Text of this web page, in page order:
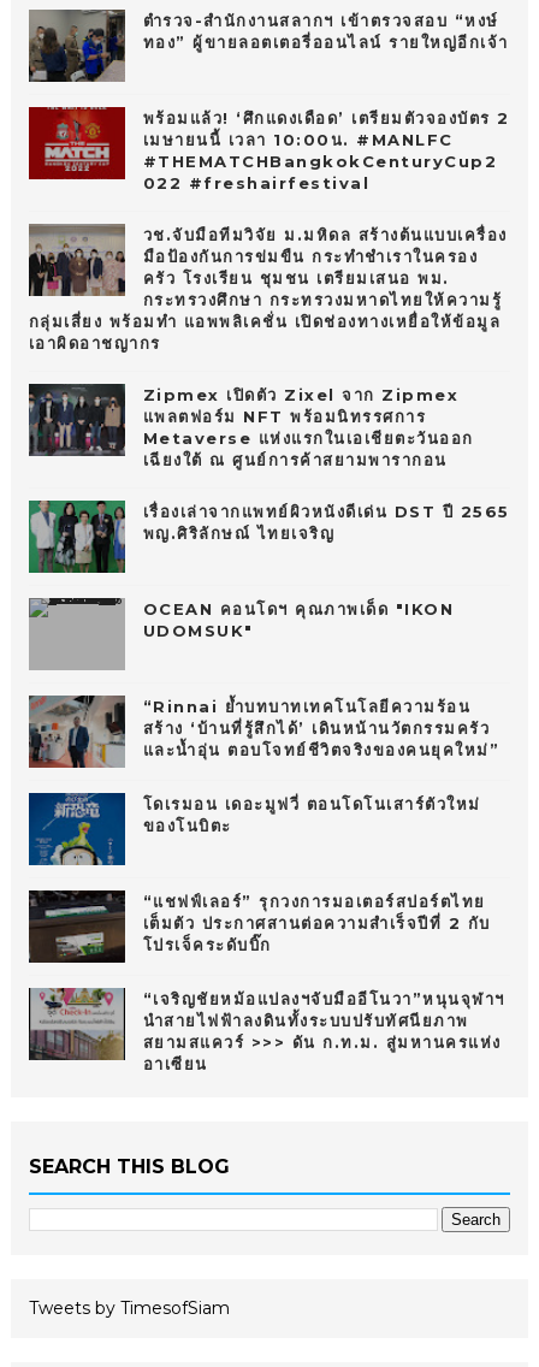
ตำรวจ-สำนักงานสลากฯ เข้าตรวจสอบ “หงษ์
ทอง” ผู้ขายลอตเตอรี่ออนไลน์ รายใหญ่อีกเจ้า
พร้อมแล้ว! ‘ศึกแดงเดือด’ เตรียมตัวจองบัตร 2
เมษายนนี้ เวลา 10:00น. #MANLFC
#THEMATCHBangkokCenturyCup2
022 #freshairfestival
วช.จับมือทีมวิจัย ม.มหิดล สร้างต้นแบบเครื่อง
มือป้องกันการข่มขืน กระทำชำเราในครอง
ครัว โรงเรียน ชุมชน เตรียมเสนอ พม.
กระทรวงศึกษา กระทรวงมหาดไทยให้ความรู้
กลุ่มเสี่ยง พร้อมทำ แอพพลิเคชั่น เปิดช่องทางเหยื่อให้ข้อมูล
เอาผิดอาชญากร
Zipmex เปิดตัว Zixel จาก Zipmex
แพลตฟอร์ม NFT พร้อมนิทรรศการ
Metaverse แห่งแรกในเอเชียตะวันออก
เฉียงใต้ ณ ศูนย์การค้าสยามพารากอน
เรื่องเล่าจากแพทย์ผิวหนังดีเด่น DST ปี 2565
พญ.ศิริลักษณ์ ไทยเจริญ
OCEAN คอนโดฯ คุณภาพเด็ด "IKON
UDOMSUK"
“Rinnai ย้ำบทบาทเทคโนโลยีความร้อน
สร้าง ‘บ้านที่รู้สึกได้’ เดินหน้านวัตกรรมครัว
และน้ำอุ่น ตอบโจทย์ชีวิตจริงของคนยุคใหม่”
โดเรมอน เดอะมูฟวี่ ตอนโดโนเสาร์ตัวใหม่
ของโนบิตะ
“แชฟฟ์เลอร์” รุกวงการมอเตอร์สปอร์ตไทย
เต็มตัว ประกาศสานต่อความสำเร็จปีที่ 2 กับ
โปรเจ็คระดับบิ๊ก
“เจริญชัยหม้อแปลงฯจับมืออีโนวา”หนุนจุฬาฯ
นำสายไฟฟ้าลงดินทั้งระบบปรับทัศนียภาพ
สยามสแควร์ >>> ดัน ก.ท.ม. สู่มหานครแห่ง
อาเซียน
SEARCH THIS BLOG
Tweets by TimesofSiam